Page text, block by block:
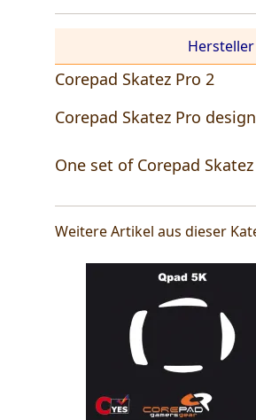
Corepad Skatez Pro 2
Corepad Skatez Pro
One set of Corepad
Weitere Artikel aus dieser